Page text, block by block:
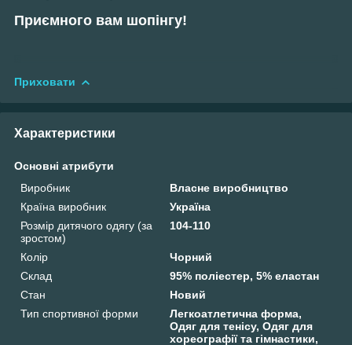
Приємного вам шопінгу!
Приховати
Характеристики
Основні атрибути
Виробник
Власне виробництво
Країна виробник
Україна
Розмір дитячого одягу (за
зростом)
104-110
Колір
Чорний
Склад
95% поліестер, 5% еластан
Стан
Новий
Тип спортивної форми
Легкоатлетична форма,
Одяг для тенісу, Одяг для
хореографії та гімнастики,